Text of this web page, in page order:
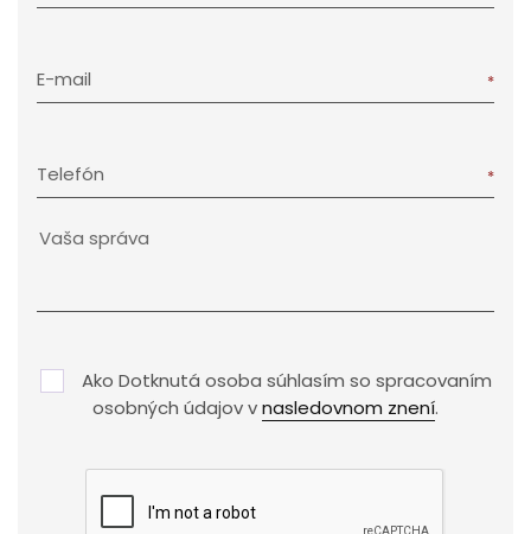
E-mail
Telefón
Ako Dotknutá osoba súhlasím so spracovaním
osobných údajov vnasledovnom znení.